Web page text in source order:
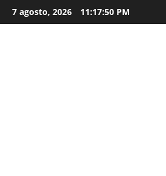
Skip
to
7 agosto, 2026 11:17:51 PM